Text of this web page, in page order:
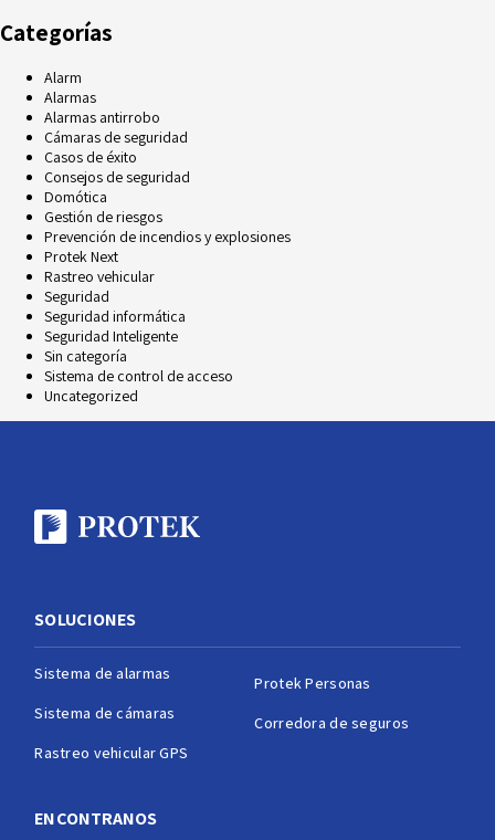
Categorías
Alarm
Alarmas
Alarmas antirrobo
Cámaras de seguridad
Casos de éxito
Consejos de seguridad
Domótica
Gestión de riesgos
Prevención de incendios y explosiones
Protek Next
Rastreo vehicular
Seguridad
Seguridad informática
Seguridad Inteligente
Sin categoría
Sistema de control de acceso
Uncategorized
SOLUCIONES
Sistema de alarmas
Sistema de cámaras
Rastreo vehicular GPS
Protek Personas
Corredora de seguros
ENCONTRANOS